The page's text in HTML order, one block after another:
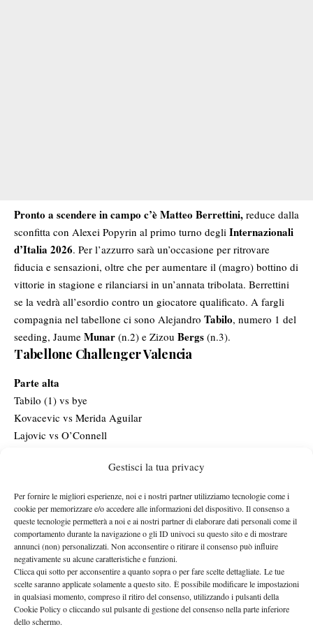
Gestisci la tua privacy
Per fornire le migliori esperienze, noi e i nostri partner utilizziamo tecnologie come i
cookie per memorizzare e/o accedere alle informazioni del dispositivo. Il consenso a
queste tecnologie permetterà a noi e ai nostri partner di elaborare dati personali come il
comportamento durante la navigazione o gli ID univoci su questo sito e di mostrare
annunci (non) personalizzati. Non acconsentire o ritirare il consenso può influire
negativamente su alcune caratteristiche e funzioni.
Clicca qui sotto per acconsentire a quanto sopra o per fare scelte dettagliate. Le tue
scelte saranno applicate solamente a questo sito. È possibile modificare le impostazioni
in qualsiasi momento, compreso il ritiro del consenso, utilizzando i pulsanti della
Cookie Policy o cliccando sul pulsante di gestione del consenso nella parte inferiore
dello schermo.
Pronto a scendere in campo c’è Matteo Berrettini, reduce dalla
sconfitta con Alexei Popyrin al primo turno degli Internazionali
d’Italia 2026. Per l’azzurro sarà un’occasione per ritrovare
fiducia e sensazioni, oltre che per aumentare il (magro) bottino di
vittorie in stagione e rilanciarsi in un’annata tribolata. Berrettini
se la vedrà all’esordio contro un giocatore qualificato. A fargli
compagnia nel tabellone ci sono Alejandro Tabilo, numero 1 del
seeding, Jaume Munar (n.2) e Zizou Bergs (n.3).
Tabellone Challenger Valencia
Parte alta
Tabilo (1) vs bye
Kovacevic vs Merida Aguilar
Lajovic vs O’Connell
Berrettinivs Qualificato
Prado Angelo vs Riedi
Qualificato vs Kecmanovic (7)
Parte bassa
Struff (8) – Alvarez Varona
Zapata Miralles – Vallejo